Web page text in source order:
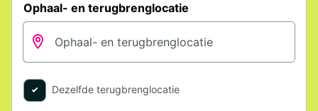
Ophaal- en terugbrenglocatie
Dezelfde terugbrenglocatie